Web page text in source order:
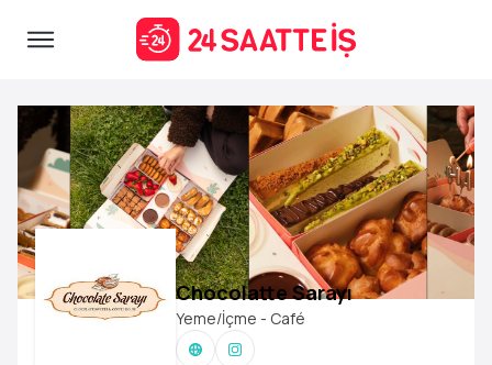
Chocolatte Sarayı
Yeme/İçme - Café